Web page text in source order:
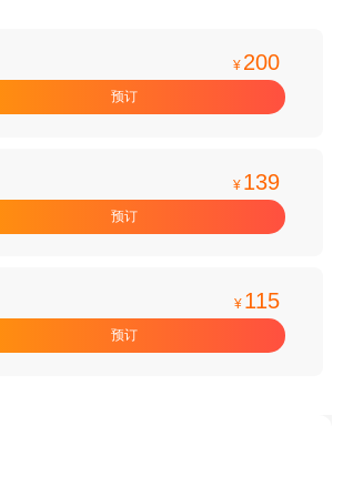
¥ 200
预订
¥ 139
预订
¥ 115
预订